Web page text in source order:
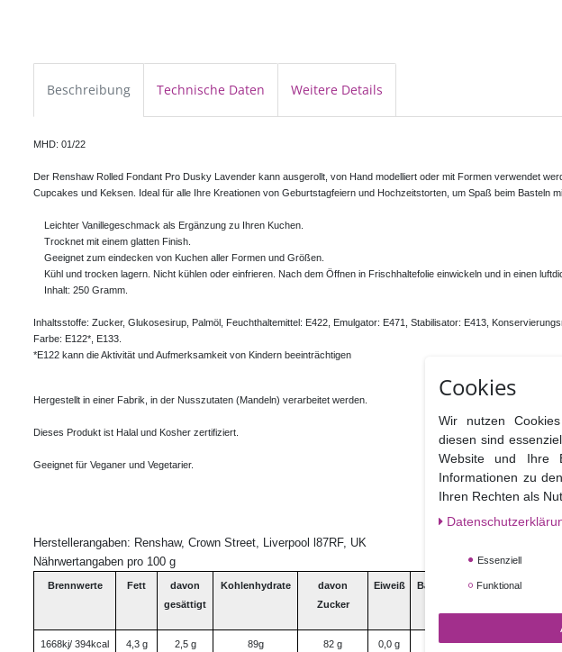
Beschreibung Technische Daten Weitere Details
MHD: 01/22
Der Renshaw Rolled Fondant Pro Dusky Lavender kann ausgerollt, von Hand modelliert oder mit Formen verwendet
Cupcakes und Keksen. Ideal für alle Ihre Kreationen von Geburtstagfeiern und Hochzeitstorten, um Spaß beim Basteln
    Leichter Vanillegeschmack als Ergänzung zu Ihren Kuchen.
    Trocknet mit einem glatten Finish.
    Geeignet zum eindecken von Kuchen aller Formen und Größen.
Kühl und trocken lagern. Nicht kühlen oder einfrieren. Nach dem Öffnen in Frischhaltefolie einwickeln und in einen
    Inhalt: 250 Gramm.
Inhaltsstoffe: Zucker, Glukosesirup, Palmöl, Feuchthaltemittel: E422, Emulgator: E471, Stabilisator: E413,
Farbe: E122*, E133.
*E122 kann die Aktivität und Aufmerksamkeit von Kindern beeinträchtigen
Hergestellt in einer Fabrik, in der Nusszutaten (Mandeln) verarbeitet werden.
Dieses Produkt ist Halal und Kosher zertifiziert.
Geeignet für Veganer und Vegetarier.
Herstellerangaben: Renshaw, Crown Street, Liverpool l87RF, UK
Nährwertangaben pro 100 g
Brennwerte Fett
davon
gesättigt
Kohlenhydrate
davon
Zucker
Eiweiß Ballaststoffe Salz
1668kj/ 394kcal 4,3 g 2,5 g 89g 82 g 0,0 g 0,0 g 0,0 g
Cookies
Wir nutzen
diesen sind
Website und Ihre
Informationen zu
Ihren Rechten als
Essenziell
Funktional